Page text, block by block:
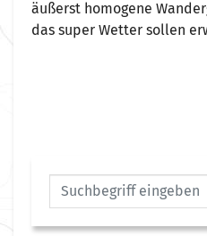
äußerst homogene
das super Wetter sollen